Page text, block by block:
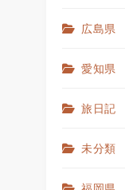
広島県
愛知県
旅日記
未分類